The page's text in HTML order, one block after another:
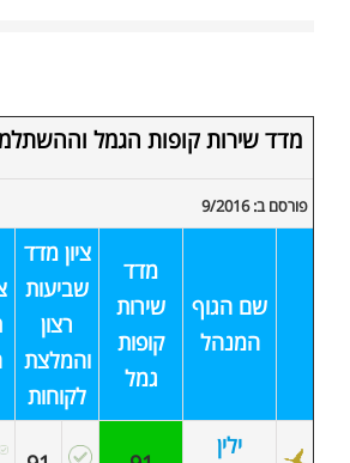
מדד שירות קופות הגמל וההשתלמות
פורסם ב: 9/2016
שם הגוף
המנהל
מדד
שירות
קופות
גמל
ציון מדד
שביעות
רצון
והמלצת
לקוחות
ילין